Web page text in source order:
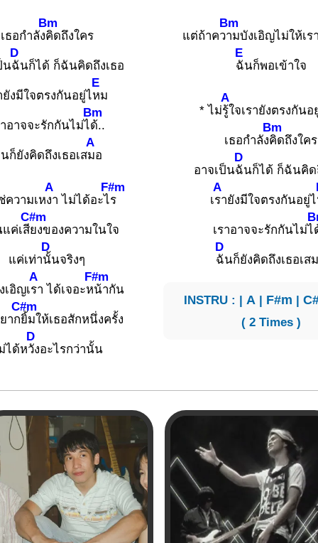
เธอกำลัง
Bm
คิดถึงใคร
น
D
ฉันก็ได้ ก็ฉันคิดถึงเธอ
ยังมีใจตรงกันอยู่ไ
E
หม
าอาจจะรักกันไม่ไ
Bm
ด้..
ก็ยังคิดถึงเธอเส
A
มอ
ความเห
A
งา ไม่ได้อะไ
F#m
ร
ค่เสี
C#m
ยงของความในใจ
แค่เท่า
D
นั้นจริงๆ
เอิญเ
A
รา ได้เจอะห
F#m
น้ากัน
าก
C#m
ยิ้มให้เธอสักหนึ่งครั้ง
ได้ห
D
วังอะไรกว่านั้น
แต่ถ้าคว
Bm
ามบังเอิญไม่ให้เร
E
ฉันก็พอเข้าใจ
* ไม่
A
รู้ใจเรายังตรงกันอ
เธอกำลัง
Bm
คิดถึงใคร
อาจเป็น
D
ฉันก็ได้ ก็ฉันคิด
เ
A
รายังมีใจตรงกันอยู่ไ
เราอาจจะรักกันไม่ไ
D
ฉันก็ยังคิดถึงเธอเส
INSTRU : | A | F#m |
( 2 Times )